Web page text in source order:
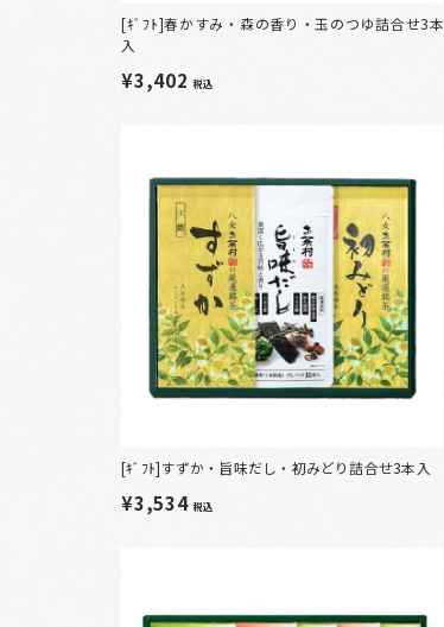
[ｷﾞﾌﾄ]春かすみ・森の香り・玉のつゆ詰合せ3本
入
¥3,402税込
[ｷﾞﾌﾄ]すずか・旨味だし・初みどり詰合せ3本入
¥3,534税込